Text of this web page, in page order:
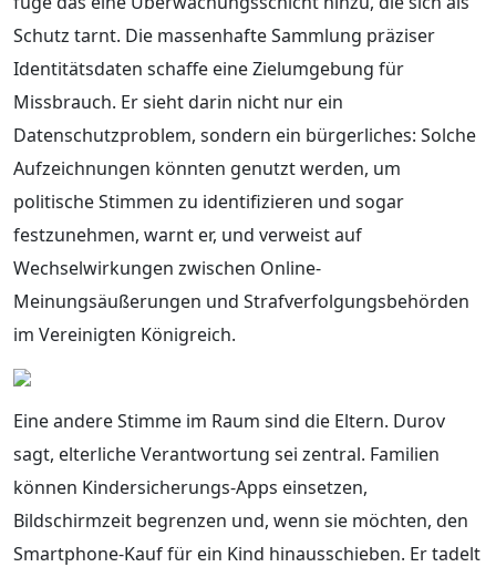
Schutz tarnt. Die massenhafte Sammlung präziser
Identitätsdaten schaffe eine Zielumgebung für
Missbrauch. Er sieht darin nicht nur ein
Datenschutzproblem, sondern ein bürgerliches: Solche
Aufzeichnungen könnten genutzt werden, um
politische Stimmen zu identifizieren und sogar
festzunehmen, warnt er, und verweist auf
Wechselwirkungen zwischen Online-
Meinungsäußerungen und Strafverfolgungsbehörden
im Vereinigten Königreich.
Eine andere Stimme im Raum sind die Eltern. Durov
sagt, elterliche Verantwortung sei zentral. Familien
können Kindersicherungs-Apps einsetzen,
Bildschirmzeit begrenzen und, wenn sie möchten, den
Smartphone-Kauf für ein Kind hinausschieben. Er tadelt